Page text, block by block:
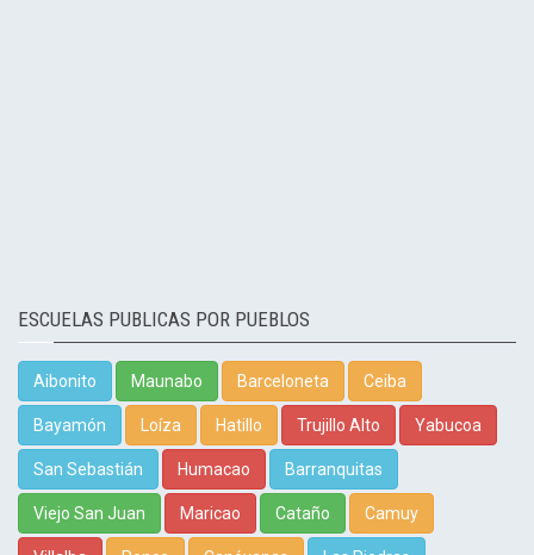
ESCUELAS PUBLICAS POR PUEBLOS
Aibonito Maunabo Barceloneta Ceiba
Bayamón Loíza Hatillo Trujillo Alto Yabucoa
San Sebastián Humacao Barranquitas
Viejo San Juan Maricao Cataño Camuy